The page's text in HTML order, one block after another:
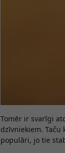
Tomēr ir svarīgi
dzīvniekiem.
populāri, jo tie